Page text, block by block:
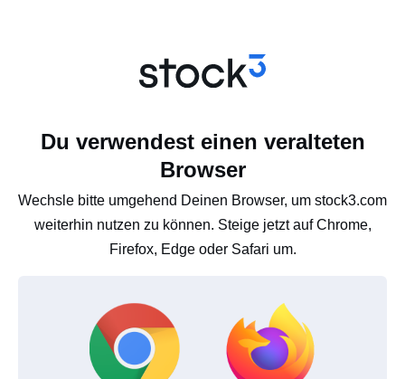
Du verwendest einen veralteten
Browser
Wechsle bitte umgehend Deinen Browser, um stock3.com
weiterhin nutzen zu können. Steige jetzt auf Chrome,
Firefox, Edge oder Safari um.